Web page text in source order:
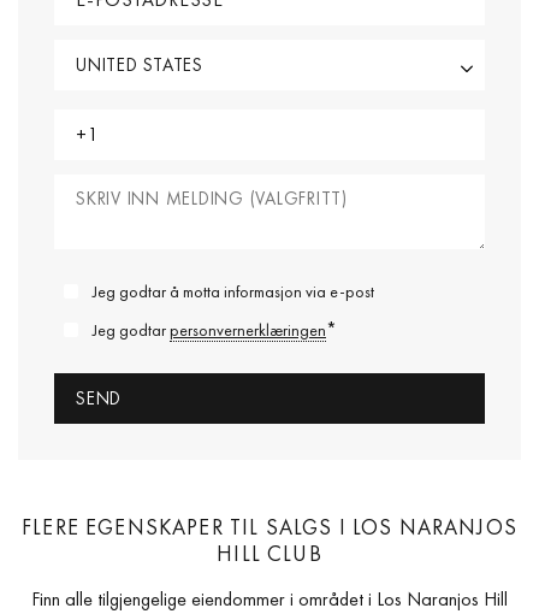
Jeg godtar å motta informasjon via e-post
Jeg godtarpersonvernerklæringen*
FLERE EGENSKAPER TIL SALGS I LOS NARANJOS
HILL CLUB
Finn alle tilgjengelige eiendommer i området i Los Naranjos Hill